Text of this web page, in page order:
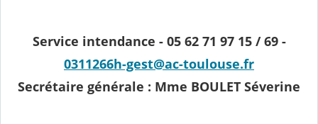
Service intendance - 05 62 71 97 15 / 69 -
0311266h-gest@ac-toulouse.fr
Secrétaire générale : Mme BOULET Séverine